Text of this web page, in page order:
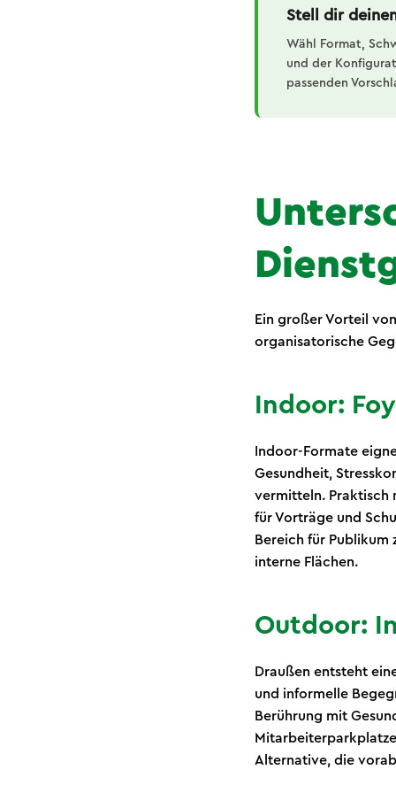
Stell dir
Wähl Format,
und der
passenden
Ein großer Vorteil
organisatorische
Indoor:
Indoor-Formate
Gesundheit,
vermitteln. Praktisch
für Vorträge und
Bereich für Publikum
interne Flächen.
Outdoor:
Draußen entsteht
und informelle
Berührung mit
Alternative, die